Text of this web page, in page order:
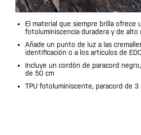
El material que siempre brilla ofrece
fotoluminiscencia duradera y de alto
Añade un punto de luz a las
identificación o a los artículos de
Incluye un cordón de paracord
de 50 cm
TPU fotoluminiscente, paracord de 3